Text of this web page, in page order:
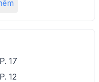
17
12